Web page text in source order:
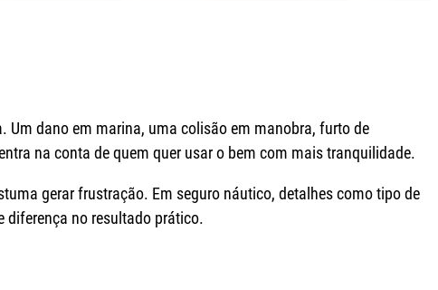
Um dano em marina, uma colisão em manobra, furto de
na conta de quem quer usar o bem com mais tranquilidade.
gerar frustração. Em seguro náutico, detalhes como tipo de
diferença no resultado prático.